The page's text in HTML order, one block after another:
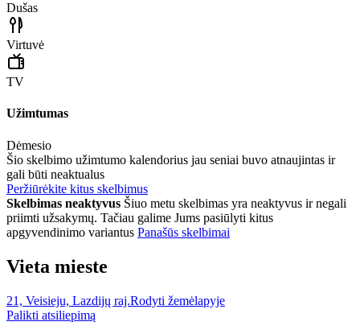
Dušas
Virtuvė
TV
Užimtumas
Dėmesio
Šio skelbimo užimtumo kalendorius jau seniai buvo atnaujintas ir
gali būti neaktualus
Peržiūrėkite kitus skelbimus
Skelbimas neaktyvus Šiuo metu skelbimas yra neaktyvus ir negali
priimti užsakymų. Tačiau galime Jums pasiūlyti kitus
apgyvendinimo variantus Panašūs skelbimai
Vieta mieste
21, Veisieju, Lazdijų raj.Rodyti žemėlapyje
Palikti atsiliepimą